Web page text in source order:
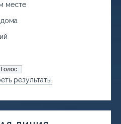
месте
дома
результаты